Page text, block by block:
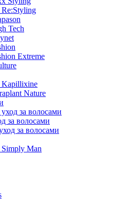
Tech
Extreme
Kapillixine
Nature
за волосами
за волосами
за волосами
Man